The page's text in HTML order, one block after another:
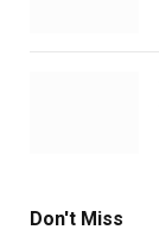
Don't Miss